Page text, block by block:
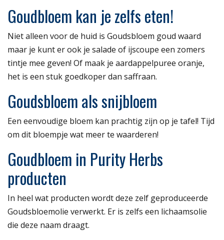
Goudbloem kan je zelfs eten!
Niet alleen voor de huid is Goudsbloem goud waard
maar je kunt er ook je salade of ijscoupe een zomers
tintje mee geven! Of maak je aardappelpuree oranje,
het is een stuk goedkoper dan saffraan.
Goudsbloem als snijbloem
Een eenvoudige bloem kan prachtig zijn op je tafel! Tijd
om dit bloempje wat meer te waarderen!
Goudbloem in Purity Herbs
producten
In heel wat producten wordt deze zelf geproduceerde
Goudsbloemolie verwerkt. Er is zelfs een lichaamsolie
die deze naam draagt.